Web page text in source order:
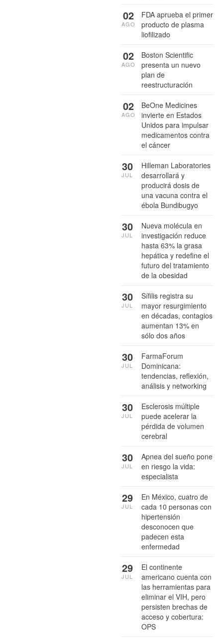
FDA aprueba el primer
producto de plasma
liofilizado
02
AGO
Boston Scientific
presenta un nuevo
plan de
reestructuración
02
AGO
BeOne Medicines
invierte en Estados
Unidos para impulsar
medicamentos contra
el cáncer
02
AGO
Hilleman Laboratories
desarrollará y
producirá dosis de
una vacuna contra el
ébola Bundibugyo
30
JUL
Nueva molécula en
investigación reduce
hasta 63% la grasa
hepática y redefine el
futuro del tratamiento
de la obesidad
30
JUL
Sífilis registra su
mayor resurgimiento
en décadas, contagios
aumentan 13% en
sólo dos años
30
JUL
FarmaForum
Dominicana:
tendencias, reflexión,
análisis y networking
30
JUL
Esclerosis múltiple
puede acelerar la
pérdida de volumen
cerebral
30
JUL
Apnea del sueño pone
en riesgo la vida:
especialista
30
JUL
En México, cuatro de
cada 10 personas con
hipertensión
desconocen que
padecen esta
enfermedad
29
JUL
El continente
americano cuenta con
las herramientas para
eliminar el VIH, pero
persisten brechas de
acceso y cobertura:
OPS
29
JUL